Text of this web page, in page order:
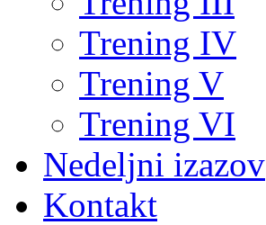
Trening IV
Trening V
Trening VI
Nedeljni izazov
Kontakt